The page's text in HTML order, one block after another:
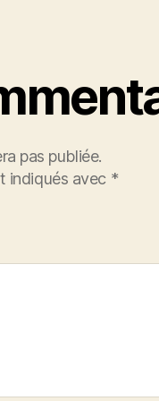
pas publiée.
indiqués avec *